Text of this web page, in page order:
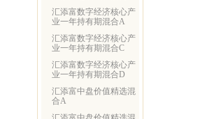
汇添富数字经济核心产
业一年持有期混合A
汇添富数字经济核心产
业一年持有期混合C
汇添富数字经济核心产
业一年持有期混合D
汇添富中盘价值精选混
合A